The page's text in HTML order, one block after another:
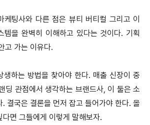
케팅사와 다른 점은 뷰티 버티컬 그리고 이
템을 완벽히 이해하고 있다는 것이다. 기획
고 가는 이유다.
생하는 방법을 찾아야 한다. 매출 신장이 중
딩 관점에서 생각하는 브랜드사, 이 둘은 소
결국은 결론을 먼저 잡고 들어가야 한다. 올
다면 그들에게 이렇게 말해보자.